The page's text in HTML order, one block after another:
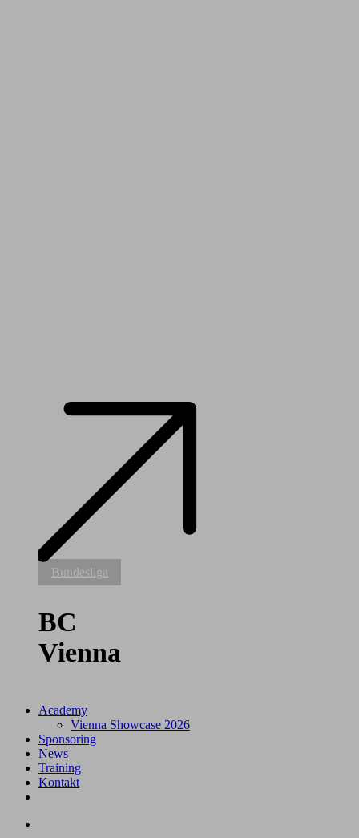
BC
Vienna
Bundesliga
BC
Vienna
Academy
Vienna Showcase 2026
Sponsoring
News
Training
Kontakt